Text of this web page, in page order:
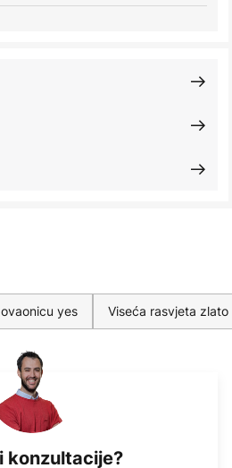
yes Viseća rasvjeta
konzultacije?